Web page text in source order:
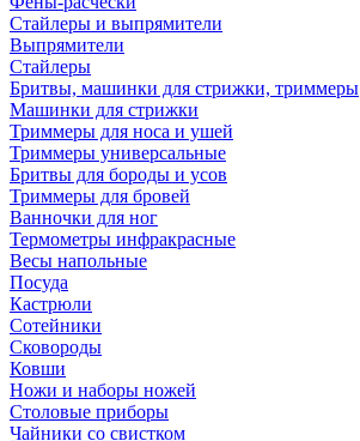
Стайлеры и выпрямители
Выпрямители
Стайлеры
Бритвы, машинки для стрижки, триммеры
Машинки для стрижки
Триммеры для носа и ушей
Триммеры универсальные
Бритвы для бороды и усов
Триммеры для бровей
Ванночки для ног
Термометры инфракрасные
Весы напольные
Посуда
Кастрюли
Сотейники
Сковороды
Ковши
Ножи и наборы ножей
Столовые приборы
Чайники со свистком